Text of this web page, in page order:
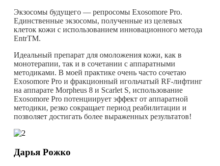
Экзосомы будущего — репросомы Exosomore Pro.
Единственные экзосомы, полученные из целевых
клеток кожи с использованием инновационного метода
EntrTM.
Идеальный препарат для омоложения кожи, как в
монотерапии, так и в сочетании с аппаратными
методиками. В моей практике очень часто сочетаю
Exosomore Pro и фракционный игольчатый RF-лифтинг
на аппарате Morpheus 8 и Scarlet S, использование
Exosomore Pro потенциирует эффект от аппаратной
методики, резко сокращает период реабилитации и
позволяет достигать более выраженных результатов!
Дарья Рожко